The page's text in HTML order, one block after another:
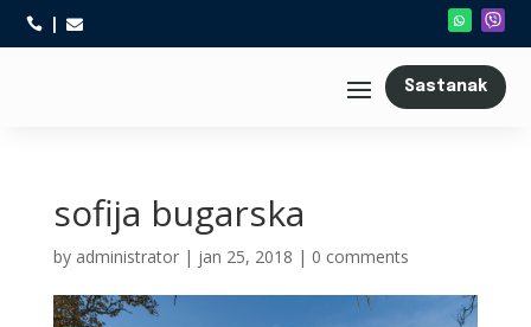
 
Sastanak
sofija bugarska
by administrator| jan 25, 2018 | 0 comments